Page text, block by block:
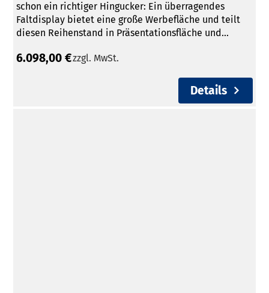
schon ein richtiger Hingucker: Ein überragendes
Faltdisplay bietet eine große Werbefläche und teilt
diesen Reihenstand in Präsentationsfläche und...
6.098,00 €zzgl. MwSt.
Details